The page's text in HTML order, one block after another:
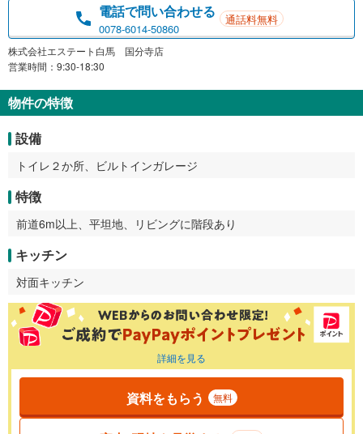
電話で問い合わせる
0078-6014-50860
通話料無料
株式会社エステート白馬 国分寺店
営業時間：9:30-18:30
物件の特徴
設備
トイレ２か所、ビルトインガレージ
特徴
前道6m以上、平坦地、リビングに階段あり
キッチン
対面キッチン
詳細を見る
資料をもらう 無料